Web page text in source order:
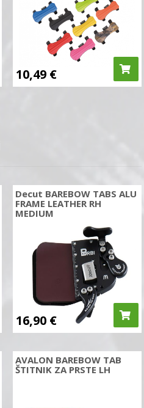
10,49 €
Decut BAREBOW TABS ALU
FRAME LEATHER RH
MEDIUM
16,90 €
AVALON BAREBOW TAB
ŠTITNIK ZA PRSTE LH